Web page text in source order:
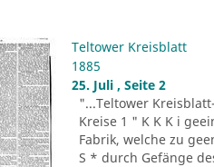
Teltower Kreisblatt
1885
25. Juli , Seite 2
"...Teltower
Kreise 1 " K K K i
Fabrik, welche zu
S * durch Gefänge